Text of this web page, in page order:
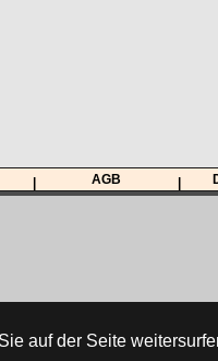
auf der Seite
AGB